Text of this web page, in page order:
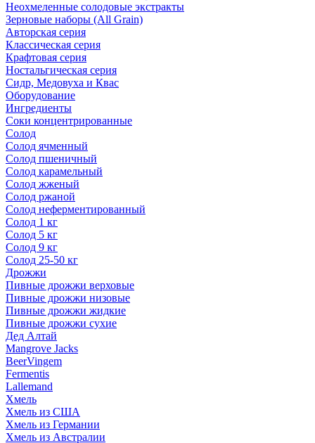
Неохмеленные солодовые экстракты
Зерновые наборы (All Grain)
Авторская серия
Классическая серия
Крафтовая серия
Ностальгическая серия
Сидр, Медовуха и Квас
Оборудование
Ингредиенты
Соки концентрированные
Солод
Солод ячменный
Солод пшеничный
Солод карамельный
Солод жженый
Солод ржаной
Солод неферментированный
Солод 1 кг
Солод 5 кг
Солод 9 кг
Солод 25-50 кг
Дрожжи
Пивные дрожжи верховые
Пивные дрожжи низовые
Пивные дрожжи жидкие
Пивные дрожжи сухие
Дед Алтай
Mangrove Jacks
BeerVingem
Fermentis
Lallemand
Хмель
Хмель из США
Хмель из Германии
Хмель из Австралии